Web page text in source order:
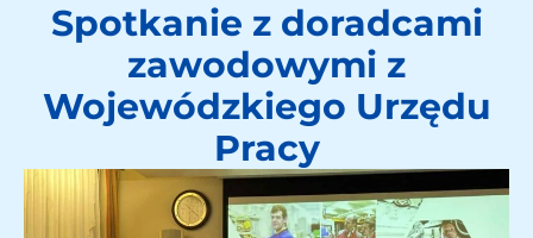
Spotkanie z doradcami
zawodowymi z
Wojewódzkiego Urzędu
Pracy